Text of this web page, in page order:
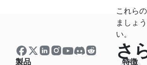
これら
ましょ
い。
さ
製品 特徴